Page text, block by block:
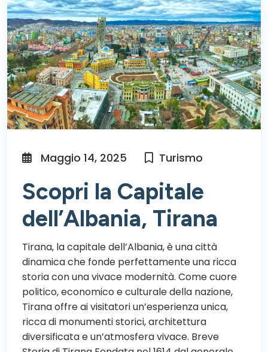
Maggio 14, 2025 Turismo
Scopri la Capitale
dell’Albania, Tirana
Tirana, la capitale dell’Albania, è una città
dinamica che fonde perfettamente una ricca
storia con una vivace modernità. Come cuore
politico, economico e culturale della nazione,
Tirana offre ai visitatori un’esperienza unica,
ricca di monumenti storici, architettura
diversificata e un’atmosfera vivace. Breve